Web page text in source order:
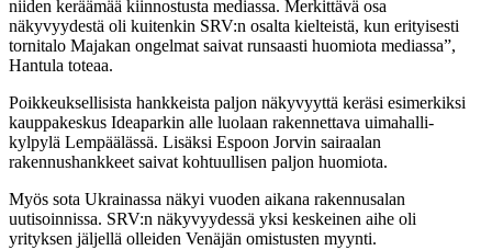
niiden keräämää kiinnostusta mediassa. Merkittävä osa
näkyvyydestä oli kuitenkin SRV:n osalta kielteistä, kun erityisesti
tornitalo Majakan ongelmat saivat runsaasti huomiota mediassa”,
Hantula toteaa.
Poikkeuksellisista hankkeista paljon näkyvyyttä keräsi esimerkiksi
kauppakeskus Ideaparkin alle luolaan rakennettava uimahalli-
kylpylä Lempäälässä. Lisäksi Espoon Jorvin sairaalan
rakennushankkeet saivat kohtuullisen paljon huomiota.
Myös sota Ukrainassa näkyi vuoden aikana rakennusalan
uutisoinnissa. SRV:n näkyvyydessä yksi keskeinen aihe oli
yrityksen jäljellä olleiden Venäjän omistusten myynti.